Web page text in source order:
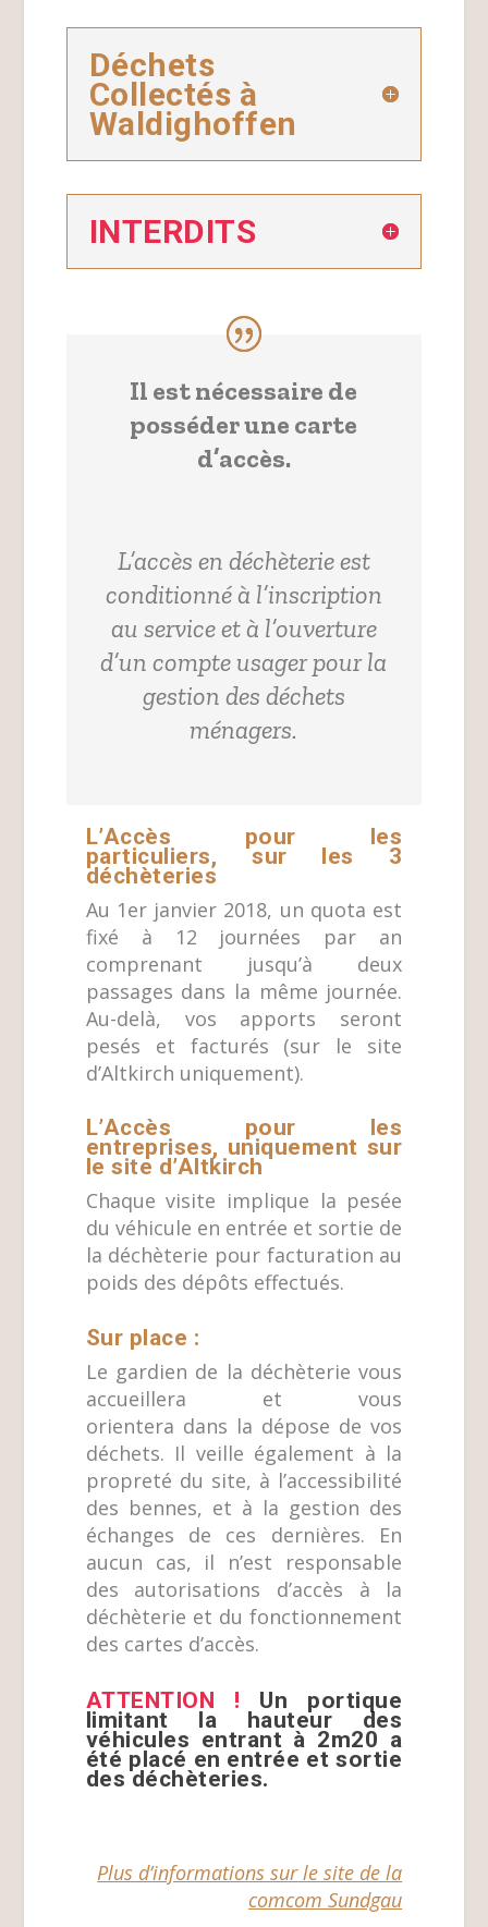
Déchets
Collectés à
Waldighoffen
INTERDITS
Il est nécessaire de
posséder une carte
d’accès.
L’accès en déchèterie est
conditionné à l’inscription
au service et à l’ouverture
d’un compte usager pour la
gestion des déchets
ménagers.
L’Accès pour les
particuliers, sur les 3
déchèteries
Au 1er janvier 2018, un quota est
fixé à 12 journées par an
comprenant jusqu’à deux
passages dans la même journée.
Au-delà, vos apports seront
pesés et facturés (sur le site
d’Altkirch uniquement).
L’Accès pour les
entreprises, uniquement sur
le site d’Altkirch
Chaque visite implique la pesée
du véhicule en entrée et sortie de
la déchèterie pour facturation au
poids des dépôts effectués.
Sur place :
Le gardien de la déchèterie vous
accueillera et vous
orientera dans la dépose de vos
déchets. Il veille également à la
propreté du site, à l’accessibilité
des bennes, et à la gestion des
échanges de ces dernières. En
aucun cas, il n’est responsable
des autorisations d’accès à la
déchèterie et du fonctionnement
des cartes d’accès.
ATTENTION ! Un portique
limitant la hauteur des
véhicules entrant à 2m20 a
été placé en entrée et sortie
des déchèteries.
Plus d’informations sur le site de la
comcom Sundgau